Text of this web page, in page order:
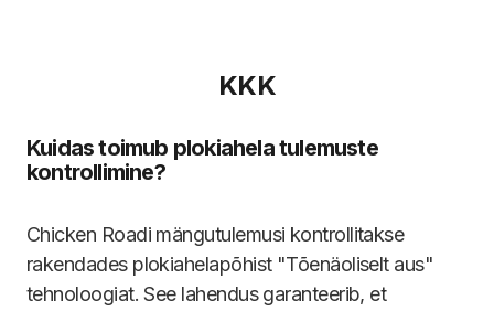
KKK
Kuidas toimub plokiahela tulemuste
kontrollimine?
Chicken Roadi mängutulemusi kontrollitakse
rakendades plokiahelapõhist "Tõenäoliselt aus"
tehnoloogiat. See lahendus garanteerib, et